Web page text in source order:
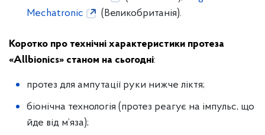
Mechatronic
(Великобританія).
Коротко про технічні характеристики протеза
«Аllbionics» станом на сьогодні:
протез для ампутації руки нижче ліктя;
біонічна технологія (протез реагує на імпульс, що
йде від м’яза);